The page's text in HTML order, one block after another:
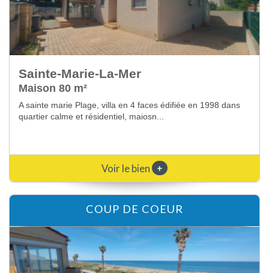
Sainte-Marie-La-Mer
Appartement 40 m²
A Sainte Marie Plage, appartement au dernier étage avec
vue mer, comprenant séjour avec coin cuis...
Voir le bien +
COUP DE COEUR